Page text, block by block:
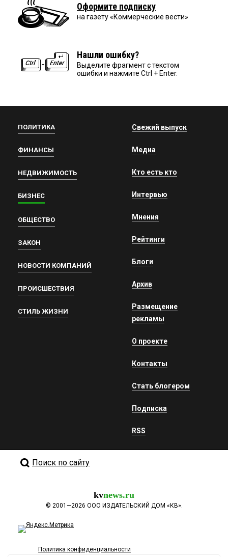
Оформите подписку
на газету «Коммерческие вести»
Нашли ошибку?
Выделите фрагмент с текстом
ошибки и нажмите Ctrl + Enter.
ПОЛИТИКА
ФИНАНСЫ
НЕДВИЖИМОСТЬ
БИЗНЕС
ОБЩЕСТВО
ЗАКОН
НОВОСТИ КОМПАНИЙ
ПРОИСШЕСТВИЯ
СТИЛЬ ЖИЗНИ
Свежий выпуск
Медиа
Кто есть кто
Интервью
Мнения
Рейтинги
Блоги
Архив
Размещение
рекламы
О проекте
Контакты
Стать блогером
Подписка
RSS
Поиск по сайту
kvnews.ru
© 2001—2026 ООО ИЗДАТЕЛЬСКИЙ ДОМ «КВ».
Политика конфиденциальности